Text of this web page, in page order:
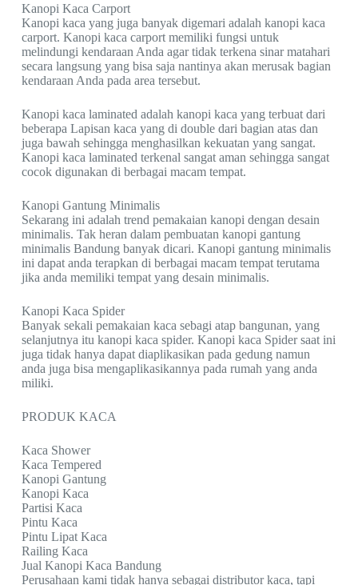
Kanopi Kaca Carport
Kanopi kaca yang juga banyak digemari adalah kanopi kaca
carport. Kanopi kaca carport memiliki fungsi untuk
melindungi kendaraan Anda agar tidak terkena sinar matahari
secara langsung yang bisa saja nantinya akan merusak bagian
kendaraan Anda pada area tersebut.
Kanopi kaca laminated adalah kanopi kaca yang terbuat dari
beberapa Lapisan kaca yang di double dari bagian atas dan
juga bawah sehingga menghasilkan kekuatan yang sangat.
Kanopi kaca laminated terkenal sangat aman sehingga sangat
cocok digunakan di berbagai macam tempat.
Kanopi Gantung Minimalis
Sekarang ini adalah trend pemakaian kanopi dengan desain
minimalis. Tak heran dalam pembuatan kanopi gantung
minimalis Bandung banyak dicari. Kanopi gantung minimalis
ini dapat anda terapkan di berbagai macam tempat terutama
jika anda memiliki tempat yang desain minimalis.
Kanopi Kaca Spider
Banyak sekali pemakaian kaca sebagi atap bangunan, yang
selanjutnya itu kanopi kaca spider. Kanopi kaca Spider saat ini
juga tidak hanya dapat diaplikasikan pada gedung namun
anda juga bisa mengaplikasikannya pada rumah yang anda
miliki.
PRODUK KACA
Kaca Shower
Kaca Tempered
Kanopi Gantung
Kanopi Kaca
Partisi Kaca
Pintu Kaca
Pintu Lipat Kaca
Railing Kaca
Jual Kanopi Kaca Bandung
Perusahaan kami tidak hanya sebagai distributor kaca, tapi